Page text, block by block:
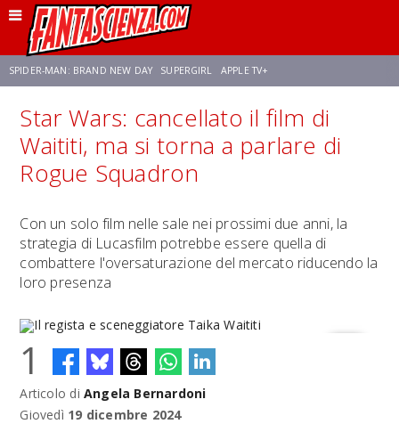
SPIDER-MAN: BRAND NEW DAY SUPERGIRL APPLE TV+
FRANCO RICCIARDIELLO ZENDAYA AVENGERS: DOOMSDAY STAR TREK
SADIE SINK STAR TREK: STRANGE NEW WORLDS
Star Wars: cancellato il film di
Waititi, ma si torna a parlare di
Rogue Squadron
Con un solo film nelle sale nei prossimi due anni, la
strategia di Lucasfilm potrebbe essere quella di
combattere l'oversaturazione del mercato riducendo la
loro presenza
Il regista e sceneggiatore Taika Waititi
1
Articolo di Angela Bernardoni
Giovedì 19 dicembre 2024